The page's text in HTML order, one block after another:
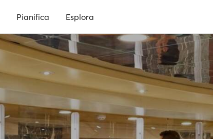
Pianifica Esplora